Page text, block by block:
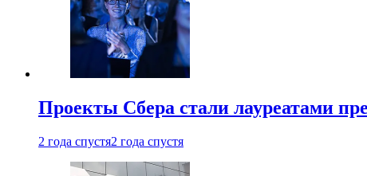
Проекты Сбера стали лауреатами
2 года спустя2 года спустя